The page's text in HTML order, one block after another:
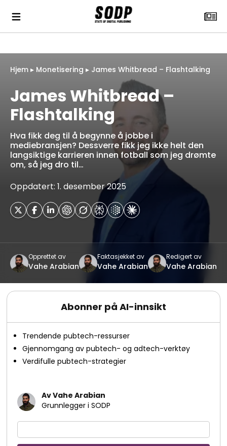
Hjem ▸ Monetisering ▸ James Whitbread – Flashtalking
James Whitbread –
Flashtalking
Hva fikk deg til å begynne å jobbe i
mediebransjen? Dessverre fikk jeg ikke helt den
langsiktige karrieren innen fotball som jeg drømte
om, så jeg dro til…
Oppdatert: 1. desember 2025
Opprettet av
Vahe Arabian
Faktasjekket av
Vahe Arabian
Redigert av
Vahe Arabian
Abonner på AI-innsikt
Trendende pubtech-ressurser
Gjennomgang av pubtech- og adtech-verktøy
Verdifulle pubtech-strategier
Av Vahe Arabian
Grunnlegger i SODP